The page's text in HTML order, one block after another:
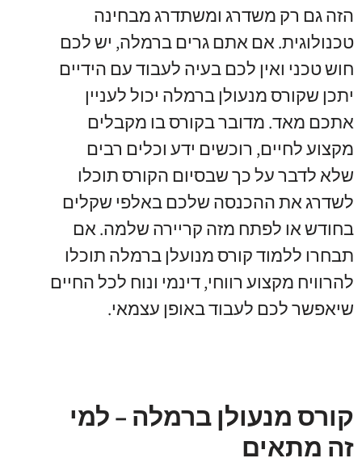
הזה גם רק משדרג ומשתדרג מבחינה
טכנולוגית.אם אתם גרים ברמלה, יש לכם
חוש טכני ואין לכם בעיה לעבוד עם הידיים
יתכן שקורס מנעולן ברמלה יכול לעניין
אתכם מאד. מדובר בקורס בו מקבלים
מקצוע לחיים, רוכשים ידע וכלים רבים
שלא לדבר על כך שבסיום הקורס תוכלו
לשדרג את ההכנסה שלכם באלפי שקלים
בחודש או לפתח מזה קריירה שלמה.אם
תבחרו ללמוד קורס מנועלן ברמלה תוכלו
להרוויח מקצוע רווחי,דינמי ונוח לכל החיים
שיאפשר לכם לעבוד באופן עצמאי.
קורס מנעולן ברמלה – למי
זה מתאים